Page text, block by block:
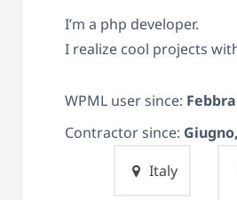
I’m a php developer.
I realize cool projects
WPML user since:
Contractor since:
Italy